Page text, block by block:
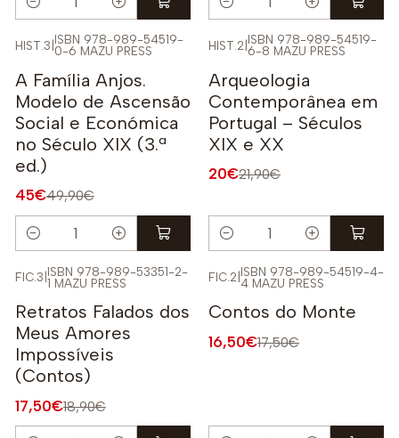
Quantidade Quantidade
HIST.3 ISBN 978-989-54519-
0-6 MAZU PRESS
A Família Anjos.
Modelo de Ascensão
Social e Económica
no Século XIX (3.ª
ed.)
45€49,90€
Quantidade
HIST.2 ISBN 978-989-54519-
6-8 MAZU PRESS
Arqueologia
Contemporânea em
Portugal – Séculos
XIX e XX
20€21,90€
Quantidade
FIC.3 ISBN 978-989-53351-2-
1 MAZU PRESS
Retratos Falados dos
Meus Amores
Impossíveis
(Contos)
17,50€18,90€
FIC.2 ISBN 978-989-54519-4-
4 MAZU PRESS
Contos do Monte
16,50€17,50€